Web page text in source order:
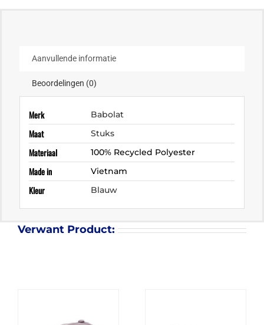
Aanvullende informatie
Beoordelingen (0)
Merk Babolat
Maat Stuks
Materiaal 100% Recycled Polyester
Made in Vietnam
Kleur Blauw
Verwant Product: